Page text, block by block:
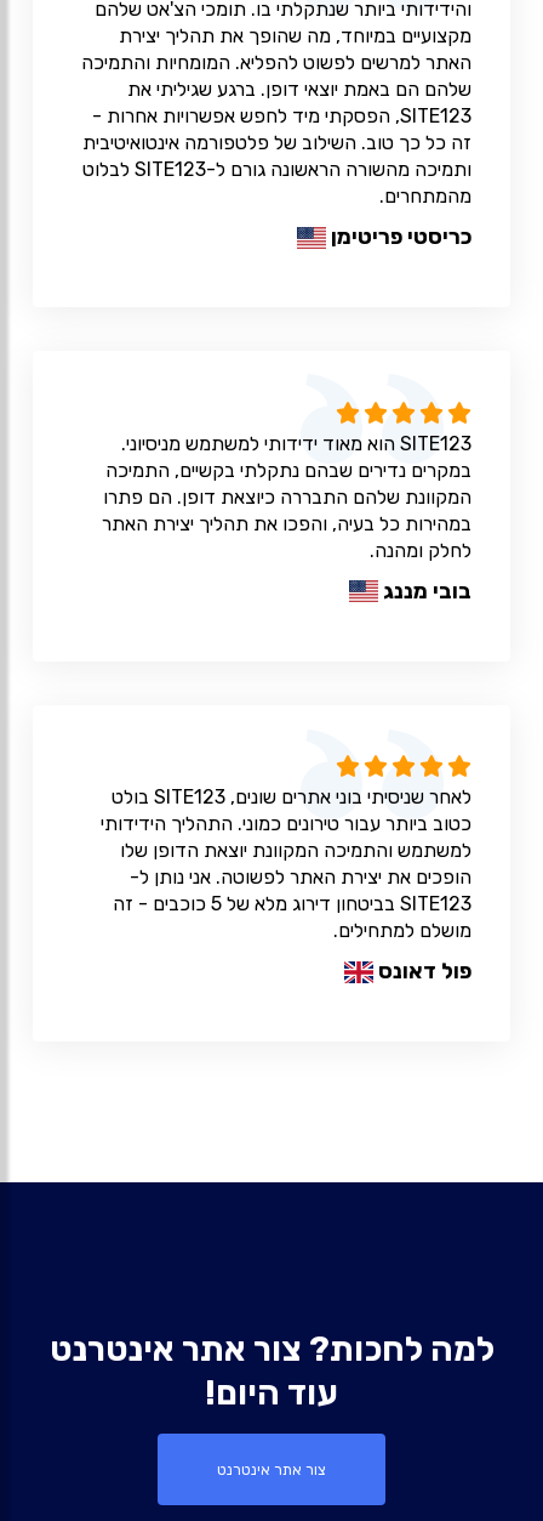
והידידותי ביותר שנתקלתי בו. תומכי הצ'אט שלהם
מקצועיים במיוחד, מה שהופך את תהליך יצירת
האתר למרשים לפשוט להפליא. המומחיות והתמיכה
שלהם הם באמת יוצאי דופן. ברגע שגיליתי את
SITE123, הפסקתי מיד לחפש אפשרויות אחרות -
זה כל כך טוב. השילוב של פלטפורמה אינטואיטיבית
ותמיכה מהשורה הראשונה גורם ל-SITE123 לבלוט
מהמתחרים.
כריסטי פריטימן
SITE123 הוא מאוד ידידותי למשתמש מניסיוני.
במקרים נדירים שבהם נתקלתי בקשיים, התמיכה
המקוונת שלהם התבררה כיוצאת דופן. הם פתרו
במהירות כל בעיה, והפכו את תהליך יצירת האתר
לחלק ומהנה.
בובי מננג
לאחר שניסיתי בוני אתרים שונים, SITE123 בולט
כטוב ביותר עבור טירונים כמוני. התהליך הידידותי
למשתמש והתמיכה המקוונת יוצאת הדופן שלו
הופכים את יצירת האתר לפשוטה. אני נותן ל-
SITE123 בביטחון דירוג מלא של 5 כוכבים - זה
מושלם למתחילים.
פול דאונס
למה לחכות? צור אתר אינטרנט
עוד היום!
צור אתר אינטרנט